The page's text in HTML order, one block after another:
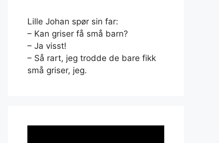
Lille Johan spør sin far:
– Kan griser få små barn?
– Ja visst!
– Så rart, jeg trodde de bare fikk
små griser, jeg.